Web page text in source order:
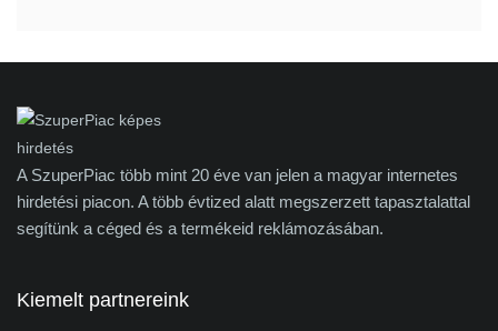
A SzuperPiac több mint 20 éve van jelen a magyar internetes
hirdetési piacon. A több évtized alatt megszerzett tapasztalattal
segítünk a céged és a termékeid reklámozásában.
Kiemelt partnereink